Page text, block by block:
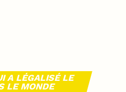
A LÉGALISÉ LE
LE MONDE